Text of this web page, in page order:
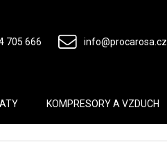
705 666 info@procarosa.cz
KOMPRESORY A VZDUCH